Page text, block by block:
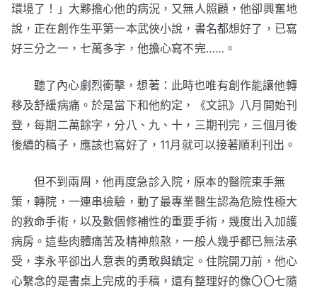
環境了！」大夥擔心他的病況，又無人照顧，他卻興奮地
說，正在創作生平第一本武俠小說，書名都想好了，已寫
好三分之一，七萬多字，他擔心寫不完……。
聽了內心劇烈衝擊，想著：此時也唯有創作能讓他轉
移及舒緩病痛。於是當下和他約定，《文訊》八月開始刊
登，每期二萬餘字，分八、九、十，三期刊完，三個月後
後續的稿子，應該也寫好了，11月就可以接著順利刊出。
但不到兩周，他再度急診入院，原本的醫院束手無
策，轉院，一連串檢驗，動了最專業醫生認為危險性極大
的救命手術，以及數個修補性的重要手術，幾度出入加護
病房。這些肉體痛苦及精神煎熬，一般人幾乎都已無法承
受，李永平卻出人意表的勇敢與鎮定。住院開刀前，他心
心繫念的是書桌上完成的手稿，還有整理好的像〇〇七隨